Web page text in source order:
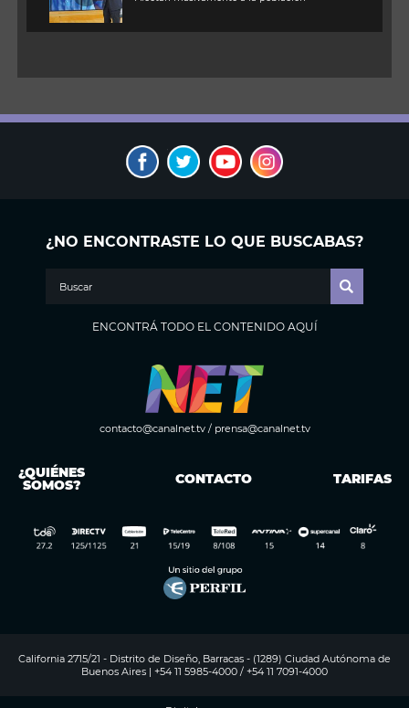
¿NO ENCONTRASTE LO QUE BUSCABAS?
ENCONTRÁ TODO EL CONTENIDO AQUÍ
contacto@canalnet.tv/ prensa@canalnet.tv
¿QUIÉNES
SOMOS? CONTACTO TARIFAS
California 2715/21 - Distrito de Diseño, Barracas - (1289) Ciudad Autónoma de
Buenos Aires | +54 11 5985-4000 / +54 11 7091-4000